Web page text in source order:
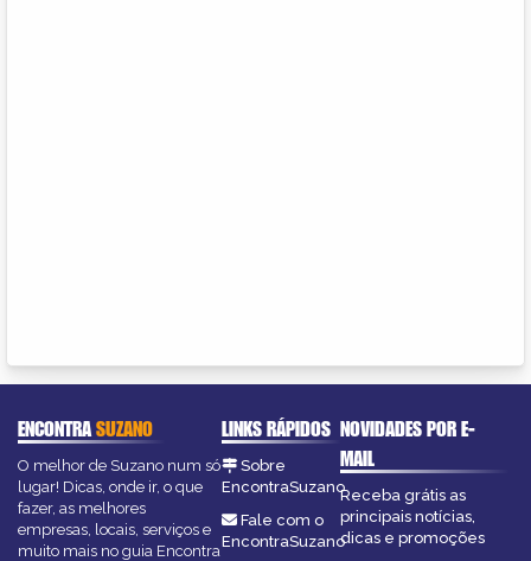
ENCONTRASUZANO
O melhor de Suzano num só
lugar! Dicas, onde ir, o que
fazer, as melhores
empresas, locais, serviços e
muito mais no guia Encontra
LINKS RÁPIDOS
Sobre
EncontraSuzano
Fale com o
EncontraSuzano
NOVIDADES POR E-
MAIL
Receba grátis as
principais notícias,
dicas e promoções